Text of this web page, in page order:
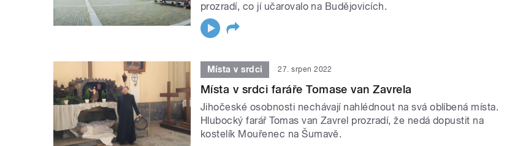
prozradí, co jí učarovalo na Budějovicích.
Místa v srdci 27. srpen 2022
Místa v srdci faráře Tomase van Zavrela
Jihočeské osobnosti nechávají nahlédnout na svá oblíbená místa.
Hlubocký farář Tomas van Zavrel prozradí, že nedá dopustit na
kostelík Mouřenec na Šumavě.